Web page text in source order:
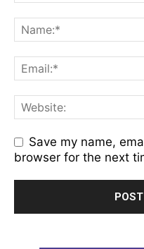
Save my name,
browser for the next